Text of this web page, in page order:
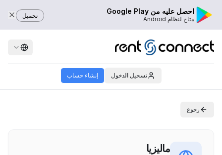
احصل عليه من Google Play
متاح لنظام Android تحميل
تسجيل الدخول إنشاء حساب
رجوع
ماليزيا